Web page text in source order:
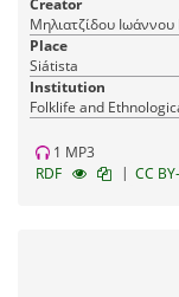
Creator
Μηλιατζίδου Ιωάννου
Place
Siátista
Institution
Fοlklife and
1 MP3
RDF
| CC